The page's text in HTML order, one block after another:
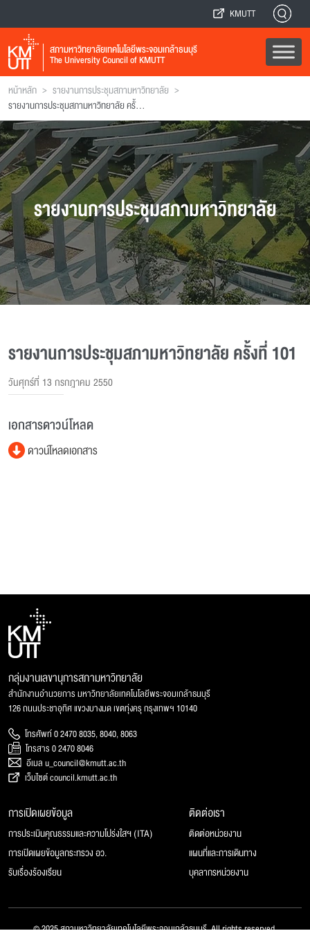
KMUTT
สภามหาวิทยาลัยเทคโนโลยีพระจอมเกล้าธนบุรี
The University Council of KMUTT
หน้าหลัก > รายงานการประชุมสภามหาวิทยาลัย >
รายงานการประชุมสภามหาวิทยาลัย ครั้งที่ 101
รายงานการประชุมสภามหาวิทยาลัย
รายงานการประชุมสภามหาวิทยาลัย ครั้งที่ 101
วันศุกร์ที่ 13 กรกฎาคม 2550
เอกสารดาวน์โหลด
ดาวน์โหลดเอกสาร
กลุ่มงานเลขานุการสภามหาวิทยาลัย
สำนักงานอำนวยการ มหาวิทยาลัยเทคโนโลยีพระจอมเกล้าธนบุรี
126 ถนนประชาอุทิศ แขวงบางมด เขตทุ่งครุ กรุงเทพฯ 10140
โทรศัพท์ 0 2470 8035, 8040, 8063
โทรสาร 0 2470 8046
อีเมล u_council@kmutt.ac.th
เว็บไซต์ council.kmutt.ac.th
การเปิดเผยข้อมูล
การประเมินคุณธรรมและความโปร่งใสฯ (ITA)
การเปิดเผยข้อมูลกระทรวง อว.
รับเรื่องร้องเรียน
ติดต่อเรา
ติดต่อหน่วยงาน
แผนที่และการเดินทาง
บุคลากรหน่วยงาน